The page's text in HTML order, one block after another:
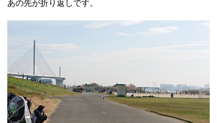
あの先が折り返しです。